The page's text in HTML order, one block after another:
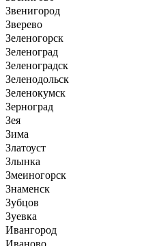
Звенигород
Зверево
Зеленогорск
Зеленоград
Зеленоградск
Зеленодольск
Зеленокумск
Зерноград
Зея
Зима
Златоуст
Злынка
Змеиногорск
Знаменск
Зубцов
Зуевка
Ивангород